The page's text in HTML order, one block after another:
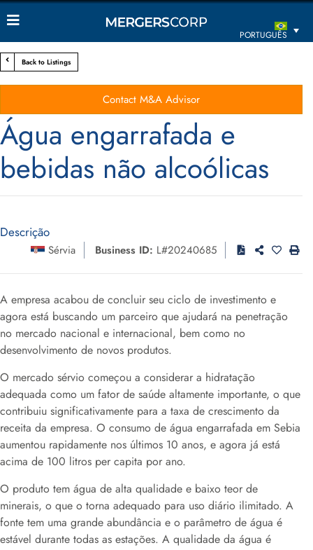
PORTUGUÊS
Back to Listings
Contact M&A Advisor
Água engarrafada e
bebidas não alcoólicas
Descrição
Sérvia Business ID: L#20240685
A empresa acabou de concluir seu ciclo de investimento e
agora está buscando um parceiro que ajudará na penetração
no mercado nacional e internacional, bem como no
desenvolvimento de novos produtos.
O mercado sérvio começou a considerar a hidratação
adequada como um fator de saúde altamente importante, o que
contribuiu significativamente para a taxa de crescimento da
receita da empresa. O consumo de água engarrafada em Sebia
aumentou rapidamente nos últimos 10 anos, e agora já está
acima de 100 litros per capita por ano.
O produto tem água de alta qualidade e baixo teor de
minerais, o que o torna adequado para uso diário ilimitado. A
fonte tem uma grande abundância e o parâmetro de água é
estável durante todas as estações. A qualidade da água é